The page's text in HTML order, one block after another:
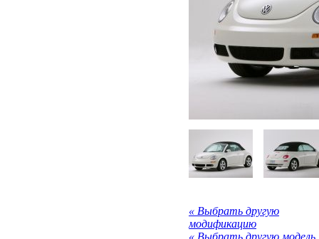
« Выбрать другую
модификацию
« Выбрать другую модель